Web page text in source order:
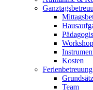
Kosten
Ferienbetreuung
Team